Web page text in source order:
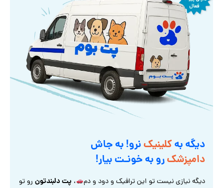
دیگه بهکلینیکنرو! به جاش
دامپزشکرو به خونـت بیار!
دیگه نیازی نیست تو این ترافیک و دود و دم ، پت دلبندتونرو تو